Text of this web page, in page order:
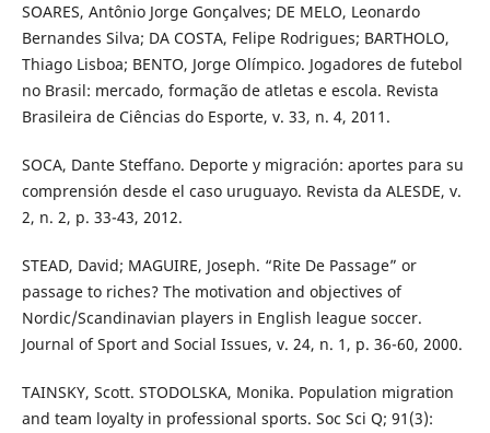
SOARES, Antônio Jorge Gonçalves; DE MELO, Leonardo
Bernandes Silva; DA COSTA, Felipe Rodrigues; BARTHOLO,
Thiago Lisboa; BENTO, Jorge Olímpico. Jogadores de futebol
no Brasil: mercado, formação de atletas e escola. Revista
Brasileira de Ciências do Esporte, v. 33, n. 4, 2011.
SOCA, Dante Steffano. Deporte y migración: aportes para su
comprensión desde el caso uruguayo. Revista da ALESDE, v.
2, n. 2, p. 33-43, 2012.
STEAD, David; MAGUIRE, Joseph. “Rite De Passage” or
passage to riches? The motivation and objectives of
Nordic/Scandinavian players in English league soccer.
Journal of Sport and Social Issues, v. 24, n. 1, p. 36-60, 2000.
TAINSKY, Scott. STODOLSKA, Monika. Population migration
and team loyalty in professional sports. Soc Sci Q; 91(3):